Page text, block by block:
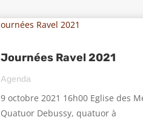
Journées Ravel 2021
Agenda
9 octobre 2021 16h00 Eglise des
Quatuor Debussy, quatuor à